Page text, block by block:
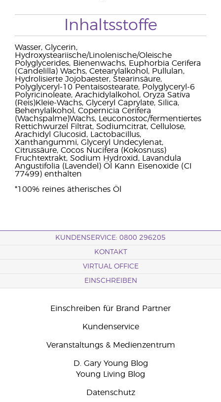
Inhaltsstoffe
Wasser, Glycerin,
Hydroxysteariische/Linolenische/Oleische
Polyglycerides, Bienenwachs, Euphorbia Cerifera
(Candelilla) Wachs, Cetearylalkohol, Pullulan,
Hydrolisierte Jojobaester, Stearinsäure,
Polyglyceryl-10 Pentaisostearate, Polyglyceryl-6
Polyricinoleate, Arachidylalkohol, Oryza Sativa
(Reis)Kleie-Wachs, Glyceryl Caprylate, Silica,
Behenylalkohol, Copernicia Cerifera
(Wachspalme)Wachs, Leuconostoc/fermentiertes
Rettichwurzel Filtrat, Sodiumcitrat, Cellulose,
Arachidyl Glucosid, Lactobacillus,
Xanthangummi, Glyceryl Undecylenat,
Citrussäure, Cocos Nucifera (Kokosnuss)
Fruchtextrakt, Sodium Hydroxid, Lavandula
Angustifolia (Lavendel) Öl Kann Eisenoxide (CI
77499) enthalten
*100% reines ätherisches Öl
KUNDENSERVICE: 0800 296205
KONTAKT
VIRTUAL OFFICE
EINSCHREIBEN
Einschreiben für Brand Partner
Kundenservice
Veranstaltungs & Medienzentrum
D. Gary Young Blog
Young Living Blog
Datenschutz